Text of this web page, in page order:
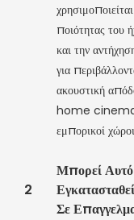
ποιότητας του
και την
για
ακουστική
home cinema,
εμπορικοί
2
Μπορεί
Σε